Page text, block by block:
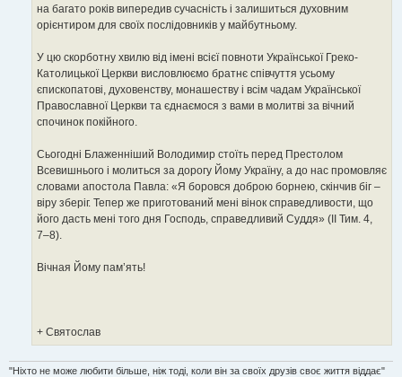
на багато років випередив сучасність і залишиться духовним
орієнтиром для своїх послідовників у майбутньому.
У цю скорботну хвилю від імені всієї повноти Української Греко-
Католицької Церкви висловлюємо братнє співчуття усьому
єпископатові, духовенству, монашеству і всім чадам Української
Православної Церкви та єднаємося з вами в молитві за вічний
спочинок покійного.
Сьогодні Блаженніший Володимир стоїть перед Престолом
Всевишнього і молиться за дорогу Йому Україну, а до нас промовляє
словами апостола Павла: «Я боровся доброю борнею, скінчив біг –
віру зберіг. Тепер же приготований мені вінок справедливости, що
його дасть мені того дня Господь, справедливий Суддя» (ІІ Тим. 4,
7–8).
Вічная Йому пам’ять!
+ Святослав
"Ніхто не може любити більше, ніж тоді, коли він за своїх друзів своє життя віддає"